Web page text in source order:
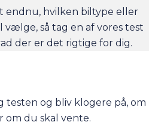
endnu, hvilken biltype eller
så tag en af vores test
der er det rigtige for dig.
testen og bliv klogere på, om
om du skal vente.